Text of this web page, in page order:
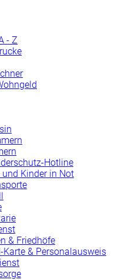
- Z
Hotline
Kinder in Not
& Friedhöfe
Karte & Personalausweis